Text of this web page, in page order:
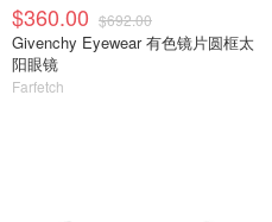
$360.00 $692.00
Givenchy Eyewear 有色镜片圆框太
阳眼镜
Farfetch